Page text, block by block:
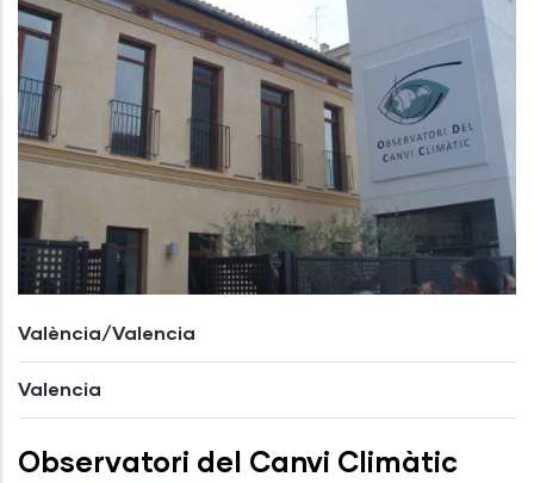
València/Valencia
Valencia
Observatori del Canvi Climàtic